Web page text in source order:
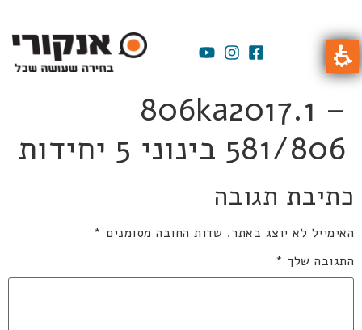
806ka2017.1 –
581/806 בינוני 5 יחידות
כתיבת תגובה
האימייל לא יוצג באתר. שדות החובה מסומנים *
התגובה שלך *